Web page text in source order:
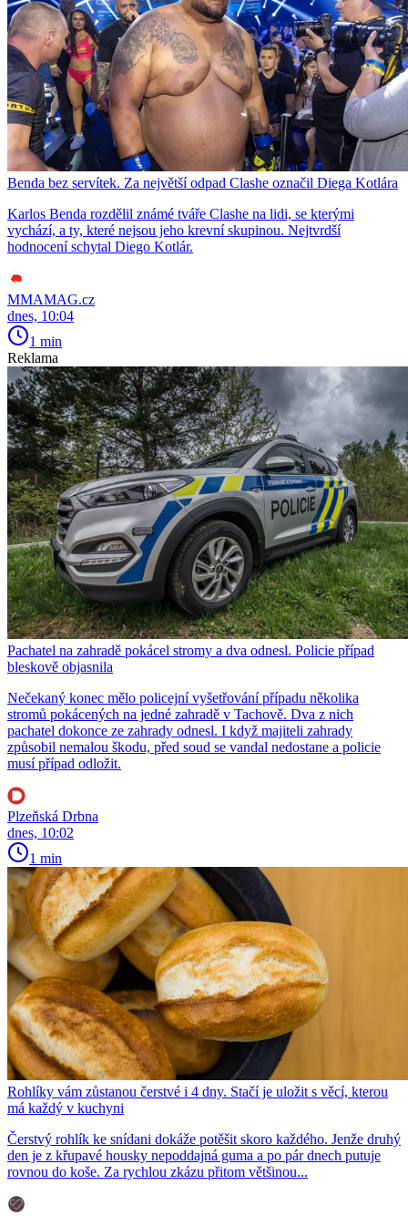
Benda bez servítek. Za největší odpad Clashe označil Diega Kotlára
Karlos Benda rozdělil známé tváře Clashe na lidi, se kterými
vychází, a ty, které nejsou jeho krevní skupinou. Nejtvrdší
hodnocení schytal Diego Kotlár.
MMAMAG.cz
dnes, 10:04
1 min
Reklama
Pachatel na zahradě pokácel stromy a dva odnesl. Policie případ
bleskově objasnila
Nečekaný konec mělo policejní vyšetřování případu několika
stromů pokácených na jedné zahradě v Tachově. Dva z nich
pachatel dokonce ze zahrady odnesl. I když majiteli zahrady
způsobil nemalou škodu, před soud se vandal nedostane a policie
musí případ odložit.
Plzeňská Drbna
dnes, 10:02
1 min
Rohlíky vám zůstanou čerstvé i 4 dny. Stačí je uložit s věcí, kterou
má každý v kuchyni
Čerstvý rohlík ke snídani dokáže potěšit skoro každého. Jenže druhý
den je z křupavé housky nepoddajná guma a po pár dnech putuje
rovnou do koše. Za rychlou zkázu přitom většinou...